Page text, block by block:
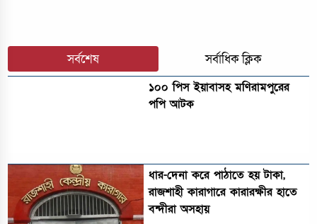
সর্বশেষ সর্বাধিক ক্লিক
১০০ পিস ইয়াবাসহ মণিরামপুরের
পপি আটক
ধার-দেনা করে পাঠাতে হয় টাকা,
রাজশাহী কারাগারে কারারক্ষীর হাতে
বন্দীরা অসহায়